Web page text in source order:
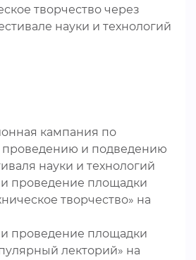
творчество через
науки и технологий
кампания по
проведению и подведению
науки и технологий
и проведение площадки
творчество» на
и проведение площадки
лекторий» на